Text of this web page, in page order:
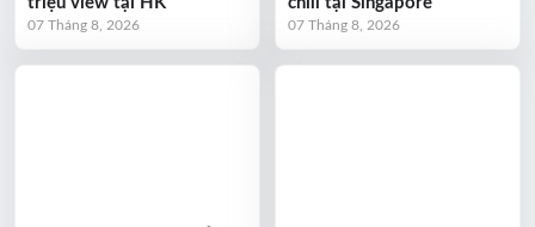
07 Tháng 8, 2026 07 Tháng 8, 2026